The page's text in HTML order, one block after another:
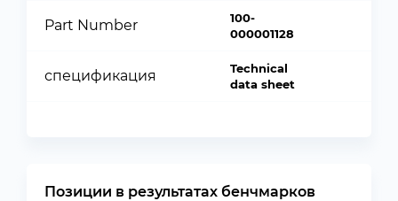
Part Number
100-
000001128
спецификация
Technical
data sheet
Позиции в результатах бенчмарков